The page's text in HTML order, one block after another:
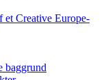
et Creative Europe-
baggrund